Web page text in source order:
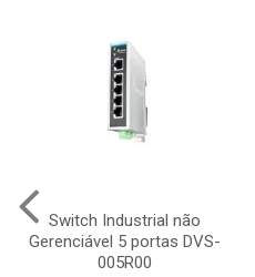
Switch Industrial não
Gerenciável 5 portas DVS-
005R00